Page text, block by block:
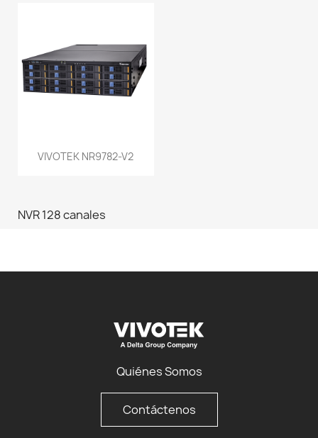
VIVOTEK NR9782-V2
NVR 128 canales
Quiénes Somos
Contáctenos